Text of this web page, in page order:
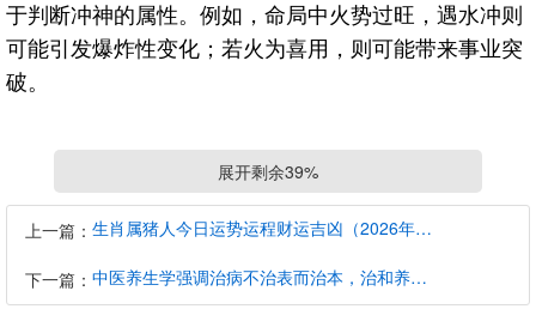
于判断冲神的属性。例如，命局中火势过旺，遇水冲则
可能引发爆炸性变化；若火为喜用，则可能带来事业突
破。
展开剩余39%
上一篇： 生肖属猪人今日运势运程财运吉凶（2026年8月7日）详解查询
下一篇： 中医养生学强调治病不治表而治本，治和养兼顾是有必要的